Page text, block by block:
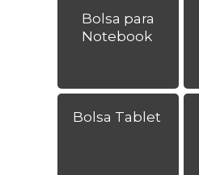
Bolsa para
Notebook
Bolsa Tablet